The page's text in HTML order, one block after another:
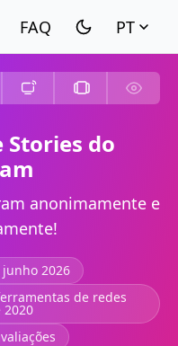
PT
do
anonimamente e
2026
de redes
2020